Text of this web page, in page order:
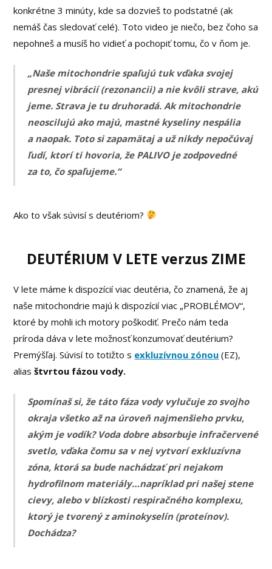
konkrétne 3 minúty, kde sa dozvieš to podstatné (ak
nemáš čas sledovať celé). Toto video je niečo, bez čoho sa
nepohneš a musíš ho vidieť a pochopiť tomu, čo v ňom je.
„Naše mitochondrie spaľujú tuk vďaka svojej
presnej vibrácií (rezonancii) a nie kvôli strave, akú
jeme. Strava je tu druhoradá. Ak mitochondrie
neoscilujú ako majú, mastné kyseliny nespália
a naopak. Toto si zapamätaj a už nikdy nepočúvaj
ľudí, ktorí ti hovoria, že PALIVO je zodpovedné
za to, čo spaľujeme.“
Ako to však súvisí s deutériom?
DEUTÉRIUM V LETE verzus ZIME
V lete máme k dispozícií viac deutéria, čo znamená, že aj
naše mitochondrie majú k dispozícií viac „PROBLÉMOV“,
ktoré by mohli ich motory poškodiť. Prečo nám teda
príroda dáva v lete možnosť konzumovať deutérium?
Premýšľaj. Súvisí to totižto s exkluzívnou zónou (EZ),
aliasštvrtou fázou vody.
Spomínaš si, že táto fáza vody vylučuje zo svojho
okraja všetko až na úroveň najmenšieho prvku,
akým je vodík? Voda dobre absorbuje infračervené
svetlo, vďaka čomu sa v nej vytvorí exkluzívna
zóna, ktorá sa bude nachádzať pri nejakom
hydrofilnom materiály…napríklad pri našej stene
cievy, alebo v blízkosti respiračného komplexu,
ktorý je tvorený z aminokyselín (proteínov).
Dochádza?